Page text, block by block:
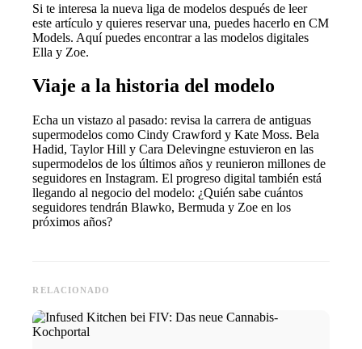
Si te interesa la nueva liga de modelos después de leer
este artículo y quieres reservar una, puedes hacerlo en CM
Models. Aquí puedes encontrar a las modelos digitales
Ella y Zoe.
Viaje a la historia del modelo
Echa un vistazo al pasado: revisa la carrera de antiguas
supermodelos como Cindy Crawford y Kate Moss. Bela
Hadid, Taylor Hill y Cara Delevingne estuvieron en las
supermodelos de los últimos años y reunieron millones de
seguidores en Instagram. El progreso digital también está
llegando al negocio del modelo: ¿Quién sabe cuántos
seguidores tendrán Blawko, Bermuda y Zoe en los
próximos años?
RELACIONADO